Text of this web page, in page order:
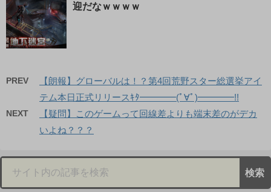
迎だなｗｗｗｗ
PREV
【朗報】グローバルは！？第4回荒野スター総選挙アイ
テム本日正式リリースｷﾀ━━━━(ﾟ∀ﾟ)━━━━!!
NEXT
【疑問】このゲームって回線差よりも端末差のがデカ
いよね？？？